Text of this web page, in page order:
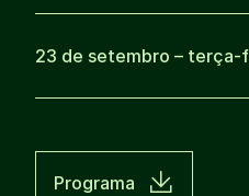
23 de setembro – terça-
Programa